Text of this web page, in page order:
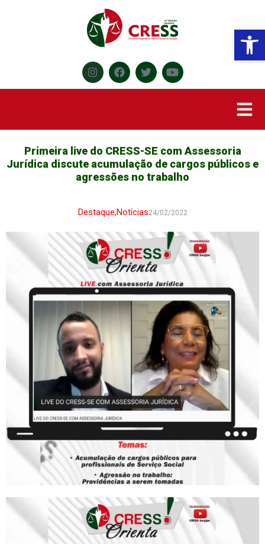
Primeira live do CRESS-SE com Assessoria
Jurídica discute acumulação de cargos públicos e
agressões no trabalho
Destaque,Notícias24/02/2022